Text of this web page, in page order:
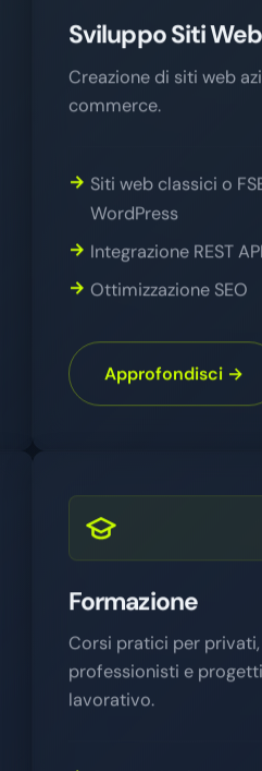
Sviluppo Siti
Creazione di siti web
commerce.
Siti web classici o
WordPress
Integrazione REST API
Ottimizzazione SEO
Approfondisci →
Formazione
Corsi pratici per privati,
professionisti e
lavorativo.